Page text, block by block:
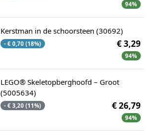
94%
Kerstman in de schoorsteen (30692)
- € 0,70 (18%) € 3,29
94%
LEGO® Skeletopberghoofd – Groot
(5005634)
- € 3,20 (11%) € 26,79
94%